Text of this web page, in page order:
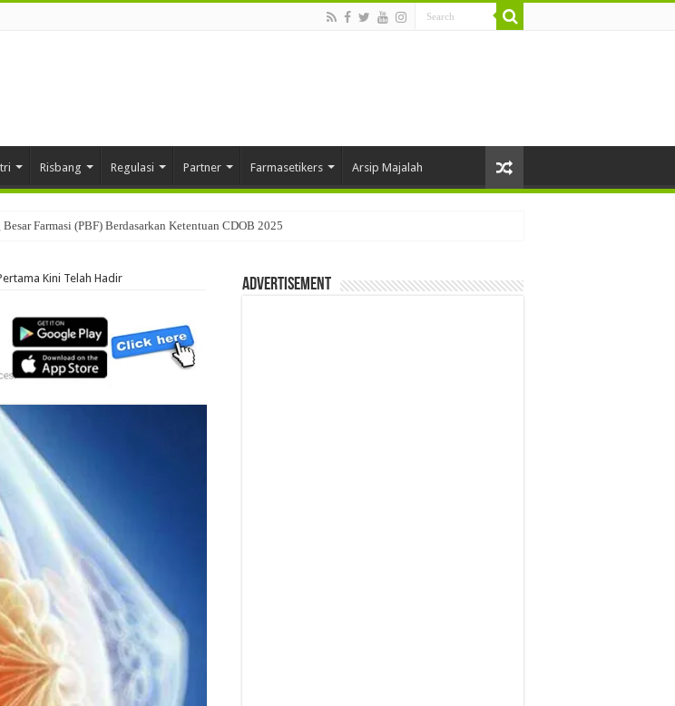
Risbang Regulasi Partner Farmasetikers Arsip Majalah
Farmasi (PBF) Berdasarkan Ketentuan CDOB 2025
Kini Telah Hadir Advertisement